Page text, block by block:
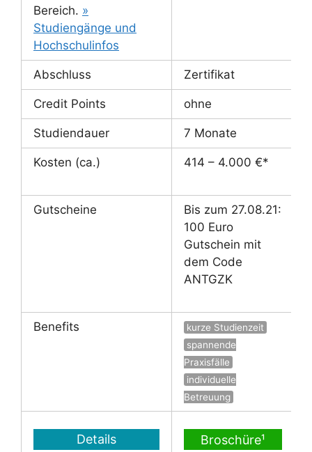
Bereich. »
Studiengänge und
Hochschulinfos
Abschluss Zertifikat
Credit Points ohne
Studiendauer 7 Monate
Kosten (ca.) 414 – 4.000 €*
Gutscheine
Bis zum 27.08.21:
100 Euro
Gutschein mit
dem Code
ANTGZK
Benefits
kurze Studienzeit
spannende
Praxisfälle
individuelle
Betreuung
Details Broschüre¹